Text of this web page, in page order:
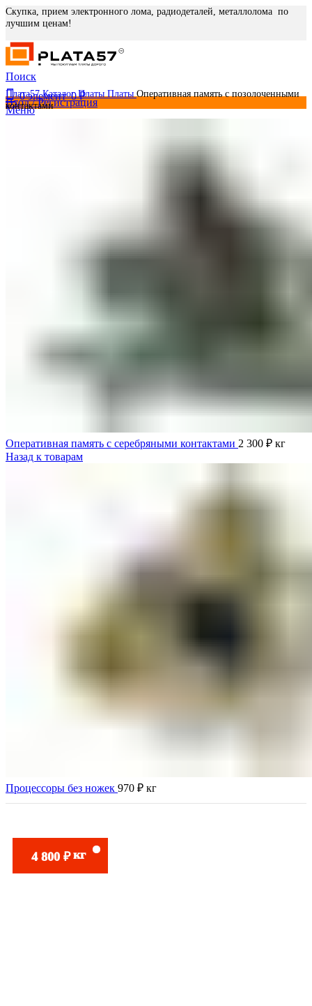
Скупка, прием электронного лома, радиодеталей, металлолома по
лучшим ценам!
Поиск
0элемент 0₽
Меню
Вход / Регистрация
Плата57КаталогПлаты Платы Оперативная память с позолоченными
контактами
Оперативная память с серебряными контактами 2 300 ₽ кг
Назад к товарам
Процессоры без ножек 970 ₽ кг
4 800₽ кг